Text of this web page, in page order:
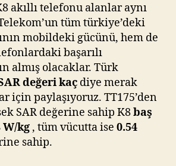
akıllı telefonu alanlar aynı
tüm türkiye’deki
mobildeki gücünü, hem de
başarılı
almış olacaklar. Türk
değeri kaç diye merak
için paylaşıyoruz. TT175’den
SAR değerine sahip K8baş
W/kg , tüm vücutta ise 0.54
sahip.